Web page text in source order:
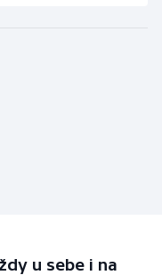
u sebe i na